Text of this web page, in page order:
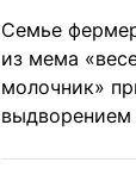
Семье
из мема
молочник»
выдворением